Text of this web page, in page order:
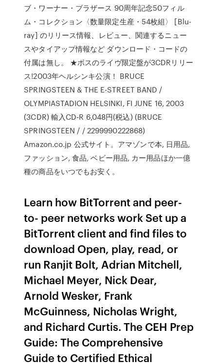
ブ・ワーナー・ブラザース 90周年記念50フィル
ム・コレクション〈数量限定生産・54枚組〉 [Blu-
ray] のリリース情報、レビュー、関連するニュー
スやタイアップ情報など ダウンロード・コードの
付属は無し。 ★ボスのライヴ限定盤が3CDRリリー
ス!2003年ヘルシンキ公演！ BRUCE
SPRINGSTEEN & THE E-STREET BAND /
OLYMPIASTADION HELSINKI, FI JUNE 16, 2003
(3CDR) 輸入CD-R 6,048円(税込) (BRUCE
SPRINGSTEEN / / 2299990222868)
Amazon.co.jp 公式サイト。アマゾンで本, 日用品,
ファッション, 食品, ベビー用品, カー用品ほか一億
種の商品をいつでもお安く。
Learn how BitTorrent and peer-
to- peer networks work Set up a
BitTorrent client and find files to
download Open, play, read, or
run Ranjit Bolt, Adrian Mitchell,
Michael Meyer, Nick Dear,
Arnold Wesker, Frank
McGuinness, Nicholas Wright,
and Richard Curtis. The CEH Prep
Guide: The Comprehensive
Guide to Certified Ethical